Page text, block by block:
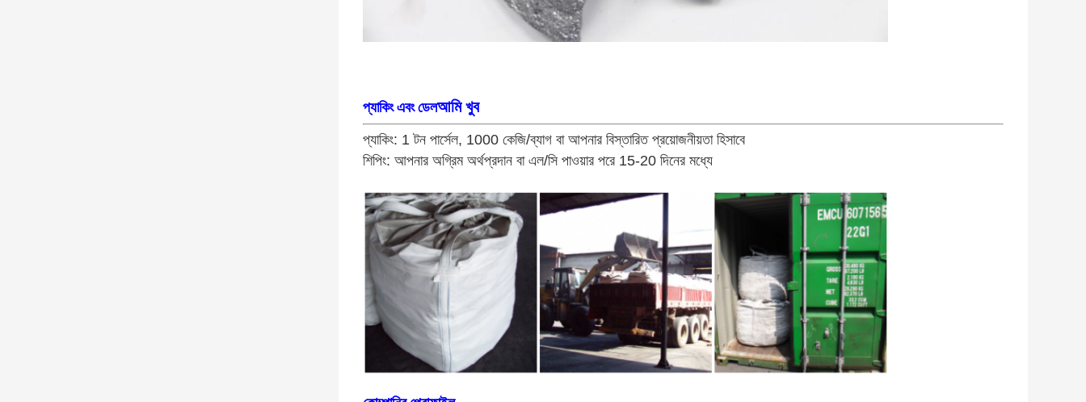
প্যাকিং এবং ডেলআমি খুব
প্যাকিং: 1 টন পার্সেল, 1000 কেজি/ব্যাগ বা আপনার বিস্তারিত প্রয়োজনীয়তা হিসাবে
শিপিং: আপনার অগ্রিম অর্থপ্রদান বা এল/সি পাওয়ার পরে 15-20 দিনের মধ্যে